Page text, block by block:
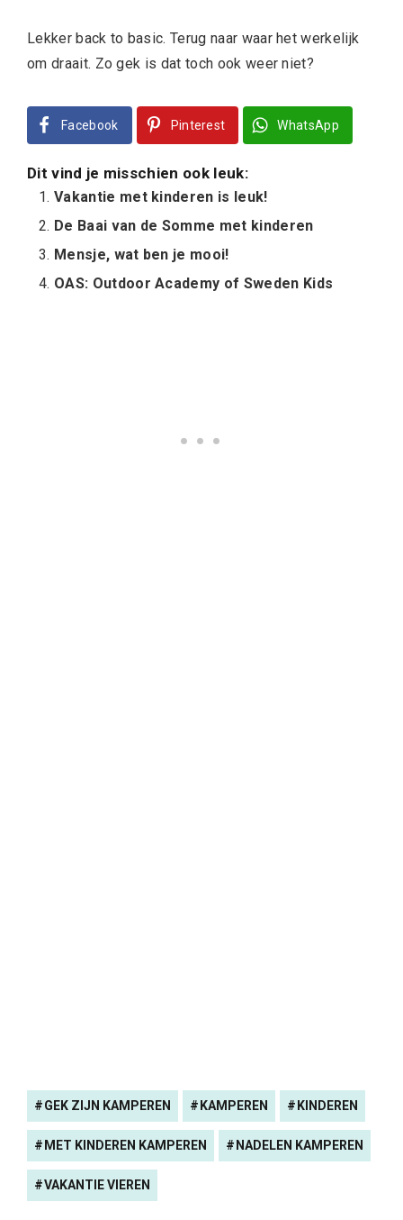
Lekker back to basic. Terug naar waar het werkelijk
om draait. Zo gek is dat toch ook weer niet?
Facebook Pinterest WhatsApp
Dit vind je misschien ook leuk:
Vakantie met kinderen is leuk!
De Baai van de Somme met kinderen
Mensje, wat ben je mooi!
OAS: Outdoor Academy of Sweden Kids
GEK ZIJN KAMPEREN KAMPEREN KINDEREN
MET KINDEREN KAMPEREN NADELEN KAMPEREN
VAKANTIE VIEREN